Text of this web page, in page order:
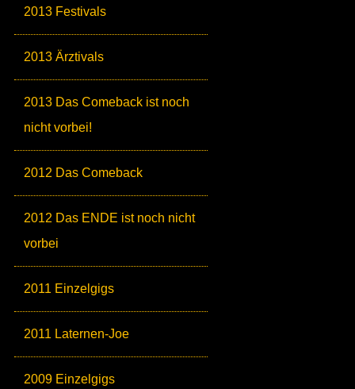
2013 Festivals
2013 Ärztivals
2013 Das Comeback ist noch
nicht vorbei!
2012 Das Comeback
2012 Das ENDE ist noch nicht
vorbei
2011 Einzelgigs
2011 Laternen-Joe
2009 Einzelgigs